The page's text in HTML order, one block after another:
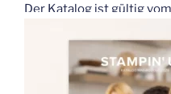
Der Katalog ist gültig